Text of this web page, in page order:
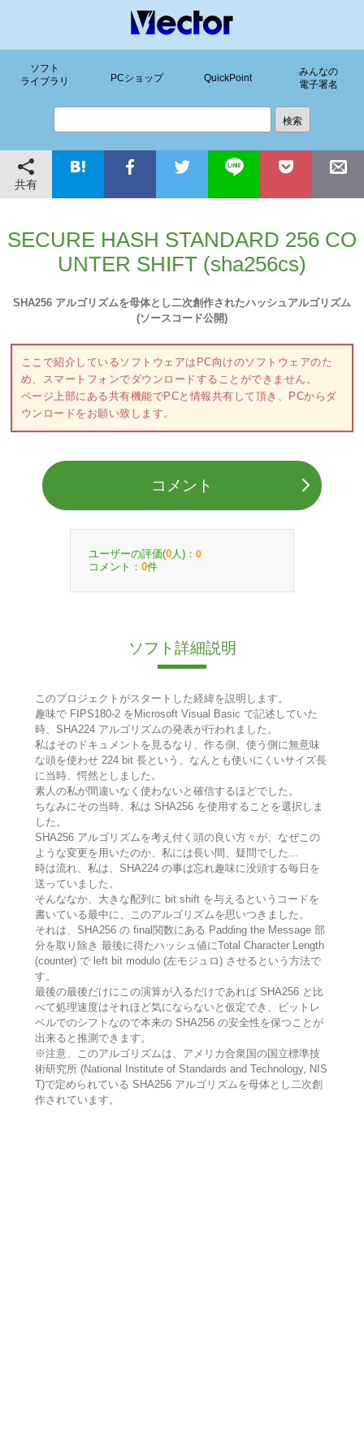
ソフト
ライブラリ
PCショップ QuickPoint
みんなの
電子署名
共有
SECURE HASH STANDARD 256 CO
UNTER SHIFT (sha256cs)
SHA256 アルゴリズムを母体とし二次創作されたハッシュアルゴリズム
(ソースコード公開)
ここで紹介しているソフトウェアはPC向けのソフトウェアのた
め、スマートフォンでダウンロードすることができません。
ページ上部にある共有機能でPCと情報共有して頂き、PCからダ
ウンロードをお願い致します。
コメント
ユーザーの評価(0 人)： 0
コメント： 0件
ソフト詳細説明
このプロジェクトがスタートした経緯を説明します。
趣味で FIPS180-2 をMicrosoft Visual Basic で記述していた
時、SHA224 アルゴリズムの発表が行われました。
私はそのドキュメントを見るなり、作る側、使う側に無意味
な頭を使わせ 224 bit 長という、なんとも使いにくいサイズ長
に当時、愕然としました。
素人の私が間違いなく使わないと確信するほどでした。
ちなみにその当時、私は SHA256 を使用することを選択しま
した。
SHA256 アルゴリズムを考え付く頭の良い方々が、なぜこの
ような変更を用いたのか、私には長い間、疑問でした...
時は流れ、私は、SHA224 の事は忘れ趣味に没頭する毎日を
送っていました。
そんななか、大きな配列に bit shift を与えるというコードを
書いている最中に、このアルゴリズムを思いつきました。
それは、SHA256 の final関数にある Padding the Message 部
分を取り除き 最後に得たハッシュ値にTotal Character Length
(counter) で left bit modulo (左モジュロ) させるという方法で
す。
最後の最後だけにこの演算が入るだけであれば SHA256 と比
べて処理速度はそれほど気にならないと仮定でき、ビットレ
ベルでのシフトなので本来の SHA256 の安全性を保つことが
出来ると推測できます。
※注意、このアルゴリズムは、アメリカ合衆国の国立標準技
術研究所 (National Institute of Standards and Technology, NIS
T)で定められている SHA256 アルゴリズムを母体とし二次創
作されています。